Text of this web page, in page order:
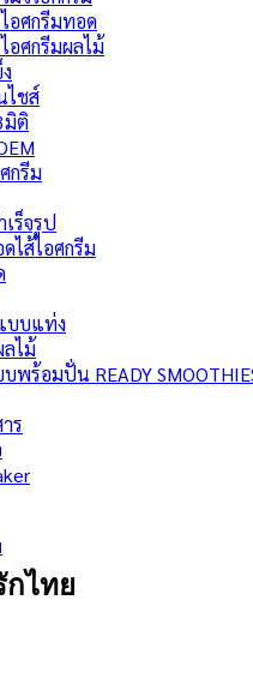
อศกรีมทอด
อศกรีมผลไม้
ไชส์
มิติ
กรีม
ร็จรูป
ไส้ไอศกรีม
บบแท่ง
ไม้
บพร้อมปั่น READY
ร
ไทย